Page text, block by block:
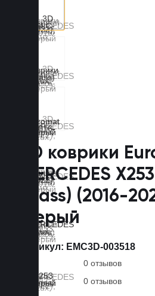
3D коврики
MERCEDES
Class) (2016-
Серый
Артикул: EMC3D-003518
0 отзывов
0 отзывов